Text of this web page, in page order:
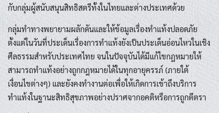
กับกลุ่มผู้สนับสนุนสิทธิสตรีทั้งในไทยและต่างประเทศด้วย
กลุ่มทำทางพยายามผลักดันและให้ข้อมูลเรื่องทำแท้งปลอดภัย
ตั้งแต่ในวันที่ประเด็นเรื่องการทำแท้งยังเป็นประเด็นอ่อนไหวในเชิง
ศีลธรรมสำหรับประเทศไทย จนในปัจจุบันได้มีแก้ไขกฎหมายให้
สามารถทำแท้งอย่างถูกกฎหมายได้ในทุกอายุครรภ์ (ภายใต้
เงื่อนไขต่างๆ) และยังคงทำงานต่อเพื่อให้เกิดการเข้าถึงบริการ
ทำแท้งในฐานะสิทธิสุขภาพอย่างปราศจากอคติหรือการถูกตีตรา